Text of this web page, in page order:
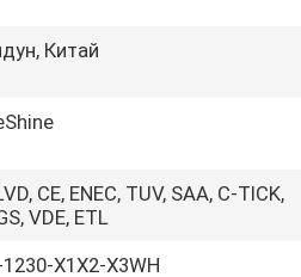
Китай
CE, ENEC, TUV, SAA, C-TICK,
VDE, ETL
1230-X1X2-X3WH